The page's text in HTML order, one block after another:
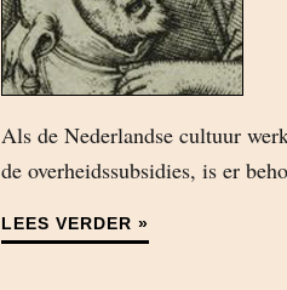
Als de Nederlandse cultuur
de overheidssubsidies, is er
LEES VERDER »